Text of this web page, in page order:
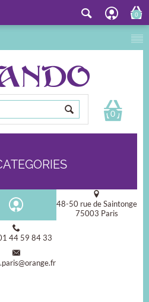
0
48-50 rue de Saintonge
75003 Paris
44 59 84 33
0